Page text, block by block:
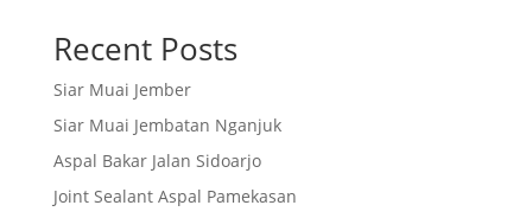
Recent Posts
Siar Muai Jember
Siar Muai Jembatan Nganjuk
Aspal Bakar Jalan Sidoarjo
Joint Sealant Aspal Pamekasan